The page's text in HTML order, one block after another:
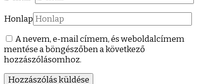
Honlap
A nevem, e-mail címem, és weboldalcímem
mentése a böngészőben a következő
hozzászólásomhoz.